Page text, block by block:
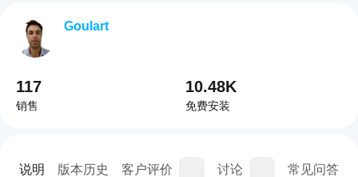
说明 版本历史 客户评价 讨论 常见问答
Goulart
117
销售
10.48K
免费安装